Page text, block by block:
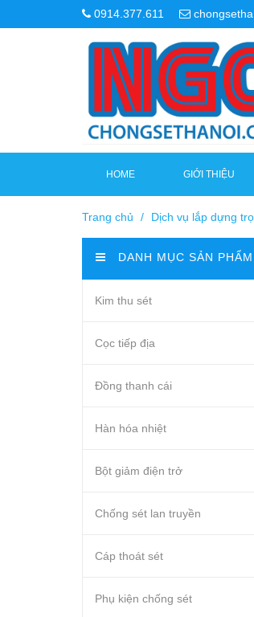
0914.377.611
HOME GIỚI THIỆU
Trang chủ / Dịch vụ lắp dựng
DANH MỤC SẢN PHẨM
Kim thu sét
Cọc tiếp địa
Đồng thanh cái
Hàn hóa nhiệt
Bột giảm điện trở
Chống sét lan truyền
Cáp thoát sét
Phụ kiện chống sét